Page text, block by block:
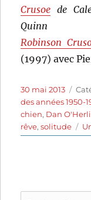
Crusoe de
Quinn
Robinson
(1997) avec
Publié
le
30 mai 2013
des années 1950-
chien, Dan
rêve,solitude